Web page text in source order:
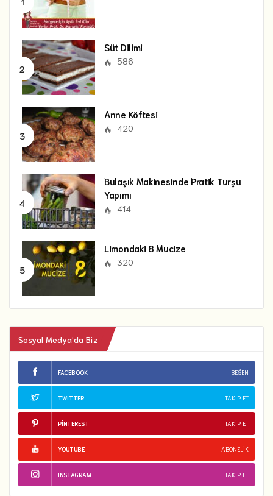
Süt Dilimi
586
Anne Köftesi
420
Bulaşık Makinesinde Pratik Turşu
Yapımı
414
Limondaki 8 Mucize
320
Sosyal Medya’da Biz
FACEBOOK BEĞEN
TWITTER TAKIP ET
PINTEREST TAKIP ET
YOUTUBE ABONELIK
INSTAGRAM TAKIP ET